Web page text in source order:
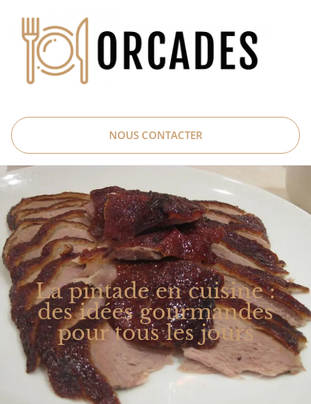
NOUS CONTACTER
La pintade en cuisine :
des idées gourmandes
pour tous les jours